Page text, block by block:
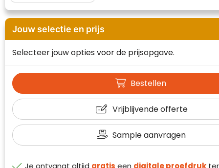
Jouw selectie en prijs
Selecteer jouw opties voor de prijsopgave.
Bestellen
Vrijblijvende offerte
Sample aanvragen
Je ontvangt altijd gratis een digitale proefdrukter
Klantenbeoordelingen laten zien hoe een
website in het algemeen aan de behoeften
van klanten voldoet.
Trustindex werkt samen met 137
beoordelingsplatforms om
Trustindex meet voortdurend de